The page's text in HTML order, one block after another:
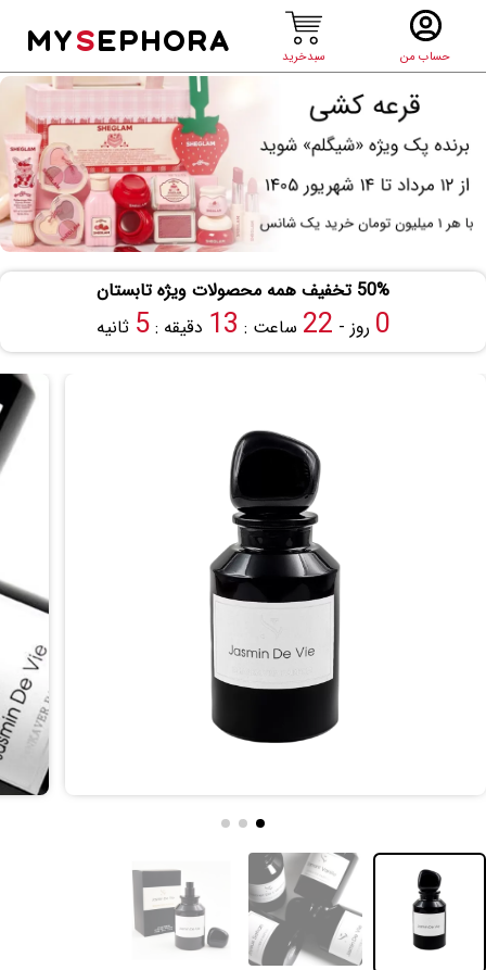
حساب من سبدخرید
MYSEPHORA
50% تخفیف همه محصولات ویژه تابستان
0 روز - 22 ساعت : 13 دقیقه :5 ثانیه